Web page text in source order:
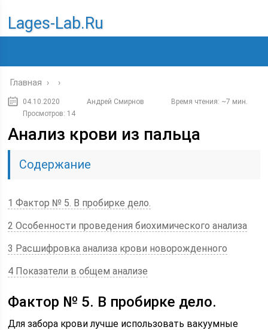
Lages-Lab.ru
Главная › ›
04.10.2020 Андрей Смирнов
Время чтения: ~7 мин.
Просмотров: 14
Анализ крови из пальца
Содержание
1 Фактор № 5. В пробирке дело.
2 Особенности проведения биохимического анализа
3 Расшифровка анализа крови новорожденного
4 Показатели в общем анализе
Фактор № 5. В пробирке дело.
Для забора крови лучше использовать вакуумные